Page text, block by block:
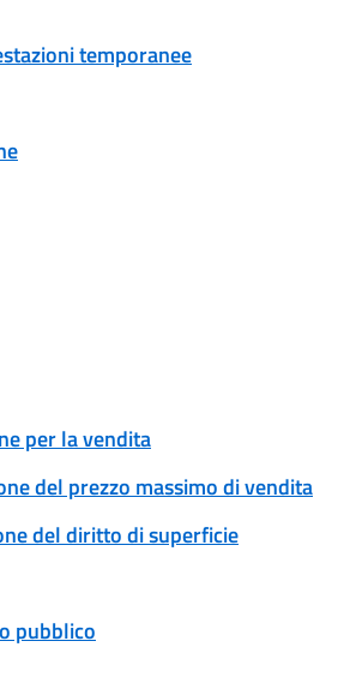
temporanee
per la vendita
del prezzo massimo di vendita
del diritto di superficie
pubblico